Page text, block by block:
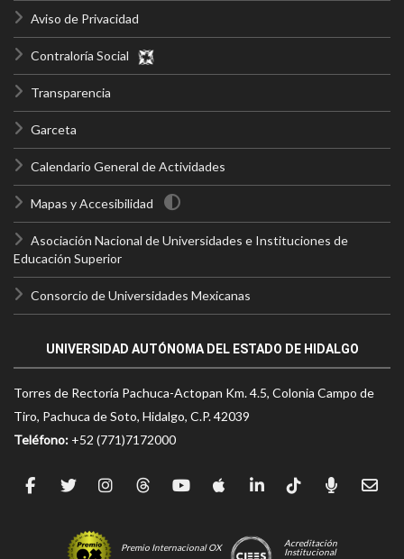
Aviso de Privacidad
Contraloría Social
Transparencia
Garceta
Calendario General de Actividades
Mapas y Accesibilidad
Asociación Nacional de Universidades e Instituciones de
Educación Superior
Consorcio de Universidades Mexicanas
UNIVERSIDAD AUTÓNOMA DEL ESTADO DE HIDALGO
Torres de Rectoría Pachuca-Actopan Km. 4.5, Colonia Campo de
Tiro, Pachuca de Soto, Hidalgo, C.P. 42039
Teléfono: +52 (771)7172000
Premio Internacional OX
Acreditación
Institucional